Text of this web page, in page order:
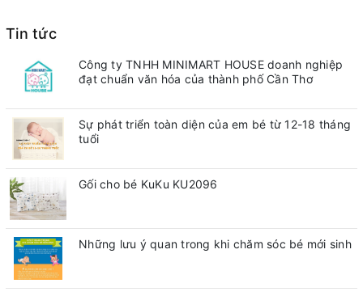
Tin tức
Công ty TNHH MINIMART HOUSE doanh nghiệp
đạt chuẩn văn hóa của thành phố Cần Thơ
Sự phát triển toàn diện của em bé từ 12-18 tháng
tuổi
Gối cho bé KuKu KU2096
Những lưu ý quan trong khi chăm sóc bé mới sinh